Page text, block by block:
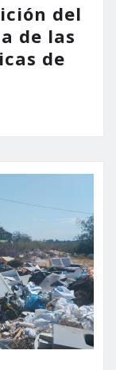
del
de las
de